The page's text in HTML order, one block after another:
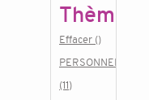
Thème
Effacer ()
PERSONNEL
(11)